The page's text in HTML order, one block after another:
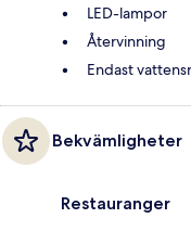
LED-lampor
Återvinning
Endast
Bekvämligheter
Restauranger